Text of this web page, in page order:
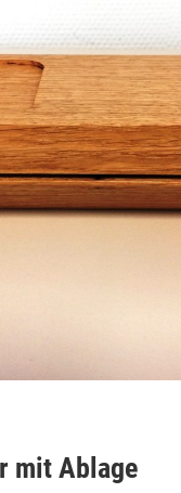
mit Ablage